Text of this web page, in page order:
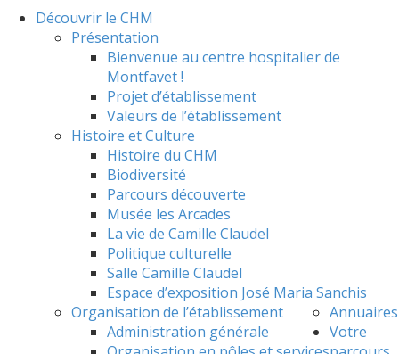
Découvrir le CHM
Présentation
Bienvenue au centre hospitalier de
Montfavet !
Projet d’établissement
Valeurs de l’établissement
Histoire et Culture
Histoire du CHM
Biodiversité
Parcours découverte
Musée les Arcades
La vie de Camille Claudel
Politique culturelle
Salle Camille Claudel
Espace d’exposition José Maria Sanchis
Organisation de l’établissement
Administration générale
Annuaires
Votre